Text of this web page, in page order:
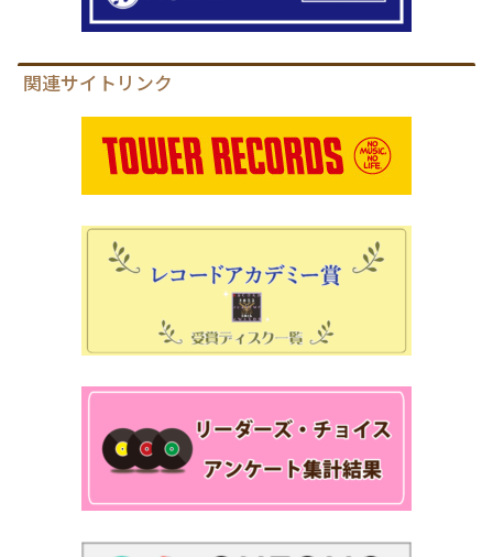
関連サイトリンク